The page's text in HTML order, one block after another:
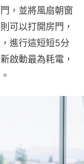
，並將風扇朝窗
可以打開房門，
進行這短短5分
啟動最為耗電，